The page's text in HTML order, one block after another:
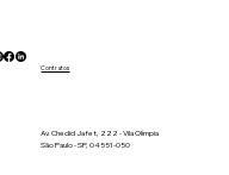
Contratos
Av. Chedid Jafet, 222 - Vila Olímpia
São Paulo - SP, 04551-050